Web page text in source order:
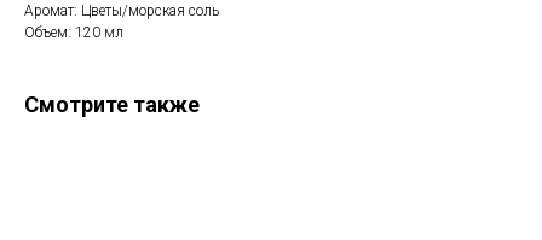
Аромат: Цветы/морская соль
Объем: 120 мл
Смотрите также